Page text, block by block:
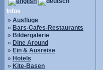
Infos
» Ausflüge
» Bars-Cafes-Restaurants
» Bildergalerie
» Dine Around
» Ein & Ausreise
» Hotels
» Kite-Basen